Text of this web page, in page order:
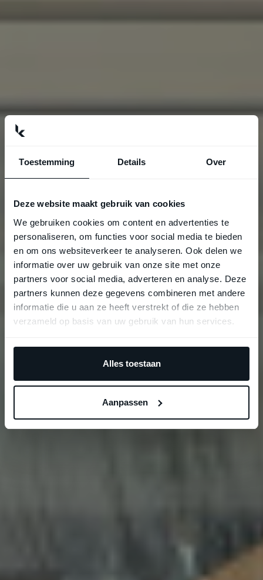
Toestemming Details Over
Deze website maakt gebruik van cookies
We gebruiken cookies om content en advertenties te
personaliseren, om functies voor social media te bieden
en om ons websiteverkeer te analyseren. Ook delen we
informatie over uw gebruik van onze site met onze
partners voor social media, adverteren en analyse. Deze
partners kunnen deze gegevens combineren met andere
informatie die u aan ze heeft verstrekt of die ze hebben
verzameld op basis van uw gebruik van hun services.
Alles toestaan
Aanpassen